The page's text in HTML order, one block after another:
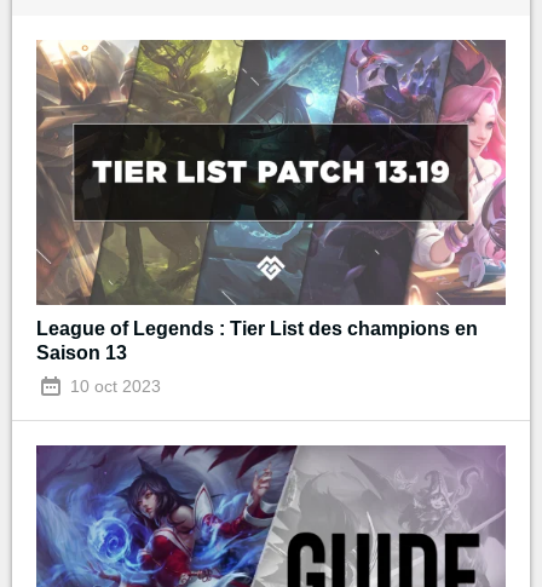
League of Legends : Tier List des champions en
Saison 13
10 oct 2023